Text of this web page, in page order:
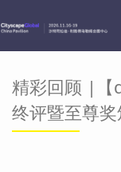
精彩回顾 |【
终评暨至尊